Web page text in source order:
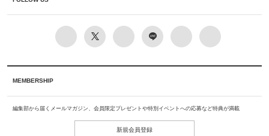
MEMBERSHIP
編集部から届くメールマガジン、会員限定プレゼントや特別イベントへの応募など特典が満載
新規会員登録